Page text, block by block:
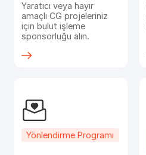
Yaratıcı veya hayır
amaçlı CG projeleriniz
için bulut işleme
sponsorluğu alın.
Yönlendirme Programı